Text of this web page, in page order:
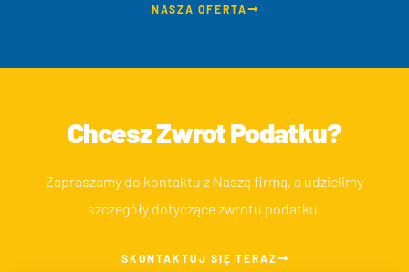
NASZA OFERTA
Chcesz Zwrot Podatku?
Zapraszamy do kontaktu z Naszą firmą, a udzielimy
szczegóły dotyczące zwrotu podatku.
SKONTAKTUJ SIĘ TERAZ